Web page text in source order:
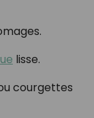
lisse.
courgettes